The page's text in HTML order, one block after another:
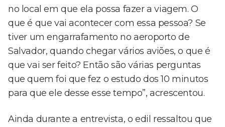
no local em que ela possa fazer a viagem. O
que é que vai acontecer com essa pessoa? Se
tiver um engarrafamento no aeroporto de
Salvador, quando chegar vários aviões, o que é
que vai ser feito? Então são várias perguntas
que quem foi que fez o estudo dos 10 minutos
para que ele desse esse tempo”, acrescentou.
Ainda durante a entrevista, o edil ressaltou que